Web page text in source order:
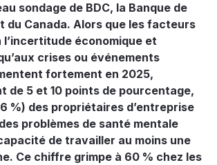
sondage de BDC, la Banque de
du Canada. Alors que les facteurs
l’incertitude économique et
crises ou événements
fortement en 2025,
de 5 et 10 points de pourcentage,
%) des propriétaires d’entreprise
problèmes de santé mentale
de travailler au moins une
Ce chiffre grimpe à 60 % chez les